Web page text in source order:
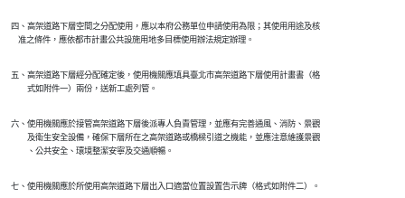
    四、高架道路下層空間之分配使用，應以本府公務單位申請使用為限；其使用用途及核
    五、高架道路下層經分配確定後，使用機關應填具臺北市高架道路下層使用計畫書（格
    六、使用機關應於接管高架道路下層後派專人負責管理，並應有完善通風、消防、景觀
    　　及衛生安全設備，確保下層所在之高架道路或橋樑引道之機能，並應注意維護景觀